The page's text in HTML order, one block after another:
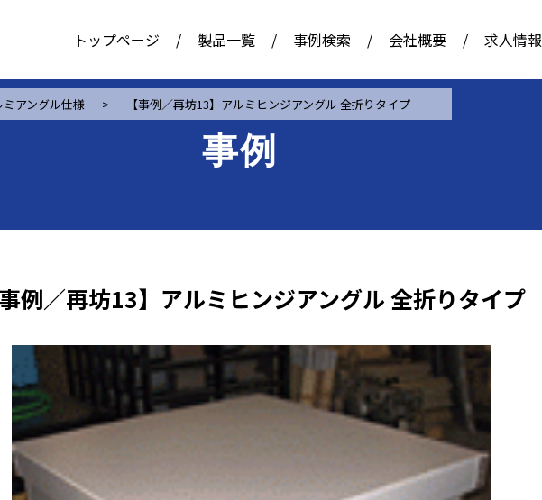
トップページ / 製品一覧 / 事例検索 / 会社概要 / 求人情報
事例
ミアングル仕様 > 【事例／再坊13】アルミヒンジアングル 全折りタイプ
／再坊13】アルミヒンジアングル 全折りタイプ